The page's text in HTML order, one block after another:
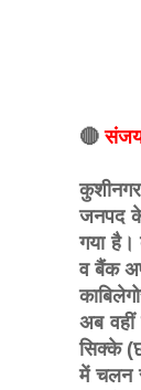
🔴
जनपद के
गया है।
व बैंक
अब
सिक्के
में चलन